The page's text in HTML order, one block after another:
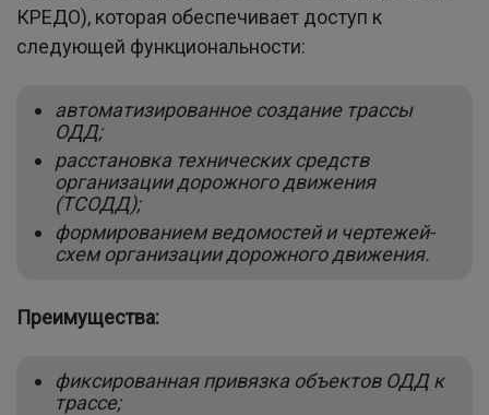
КРЕДО), которая обеспечивает доступ к
следующей функциональности:
автоматизированное создание трассы
ОДД;
расстановка технических средств
организации дорожного движения
(ТСОДД);
формированием ведомостей и чертежей-
схем организации дорожного движения.
Преимущества:
фиксированная привязка объектов ОДД к
трассе;